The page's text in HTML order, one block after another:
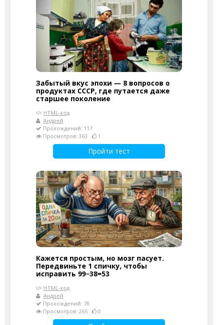
Забытый вкус эпохи — 8 вопросов о
продуктах СССР, где путается даже
старшее поколение
HTML-код
Андрей
Прохождений: 117
Просмотров: 363
1
Пройти тест
Кажется простым, но мозг пасует.
Передвиньте 1 спичку, чтобы
исправить 99−38=53
HTML-код
Андрей
Прохождений: 78
Просмотров: 265
0